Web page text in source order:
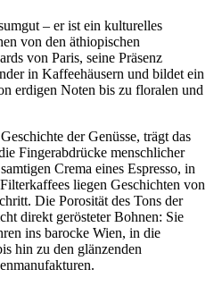
– er ist ein kulturelles
von den äthiopischen
von Paris, seine Präsenz
in Kaffeehäusern und bildet ein
erdigen Noten bis zu floralen und
der Genüsse, trägt das
Fingerabdrücke menschlicher
Crema eines Espresso, in
liegen Geschichten von
Die Porosität des Tons der
direkt gerösteter Bohnen: Sie
ins barocke Wien, in die
hin zu den glänzenden